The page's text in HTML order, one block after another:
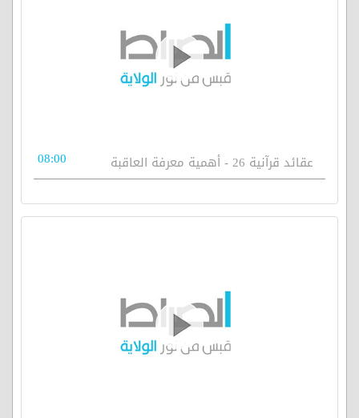
عقائد قرآنية 26 - أهمية معرفة العاقبة 08:00